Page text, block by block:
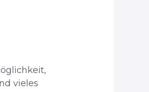
vieles